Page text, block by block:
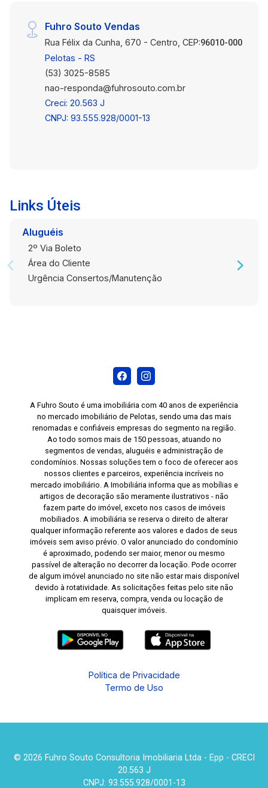
Fuhro Souto Vendas
Rua Félix da Cunha, 670 - Centro, CEP:96010-000
Pelotas - RS
(53) 3025-8585
nao-responda@fuhrosouto.com.br
Creci: 20.563 J
CNPJ: 93.555.928/0001-13
Links Úteis
Aluguéis
2º Via Boleto
Área do Cliente
Urgência Consertos/Manutenção
A Fuhro Souto é uma imobiliária com 40 anos de experiência
no mercado imobiliário de Pelotas, sendo uma das mais
renomadas e confiáveis empresas do segmento na região.
Ao todo somos mais de 150 pessoas, atuando no
segmentos de vendas, aluguéis e administração de
condomínios. Nossas soluções tem o foco de oferecer aos
nossos clientes e parceiros, experiência incríveis no
mercado imobiliário. A Imobiliária informa que as mobílias e
artigos de decoração são meramente ilustrativos - não
fazem parte do imóvel, exceto nos casos de imóveis
mobiliados. A imobiliária se reserva o direito de alterar
qualquer informação referente aos valores e dados de seus
imóveis sem aviso prévio. O valor anunciado do condomínio
é aproximado, podendo ser maior, menor ou mesmo
passível de alteração no decorrer da locação. Pode ocorrer
de algum imóvel anunciado no site não estar mais disponível
devido à rotatividade. As solicitações feitas pelo site não
implicam em reserva, compra, venda ou locação de
quaisquer imóveis.
Política de Privacidade
Termo de Uso
© 2026 Fuhro Souto Consultoria Imobiliaria Ltda - Epp - CRECI
20.563 J
CNPJ: 93.555.928/0001-13